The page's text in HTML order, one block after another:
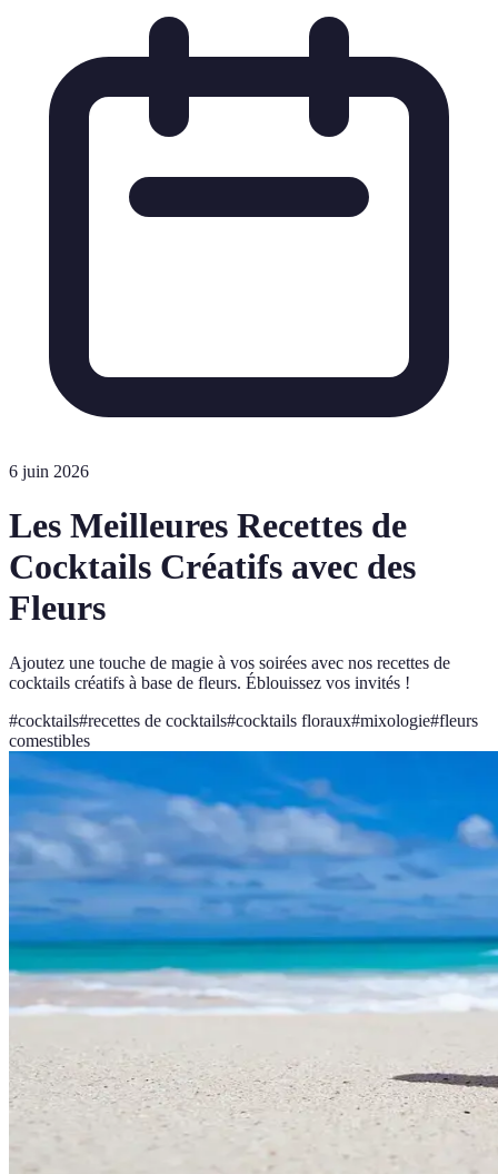
6 juin 2026
Les Meilleures Recettes de
Cocktails Créatifs avec des
Fleurs
Ajoutez une touche de magie à vos soirées avec nos recettes de
cocktails créatifs à base de fleurs. Éblouissez vos invités !
#cocktails#recettes de cocktails#cocktails floraux#mixologie#fleurs
comestibles